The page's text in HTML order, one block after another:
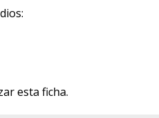
esta ficha.